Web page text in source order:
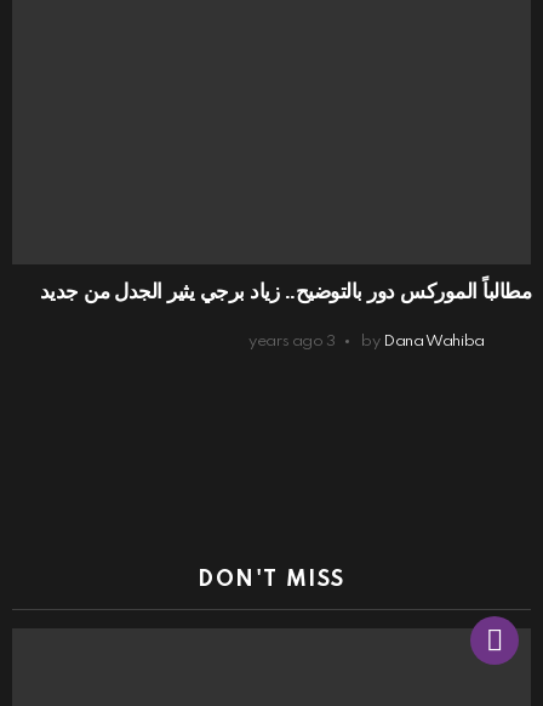
مطالباً الموركس دور بالتوضيح.. زياد برجي يثير الجدل من جديد
by Dana Wahiba
3 years ago
DON'T MISS